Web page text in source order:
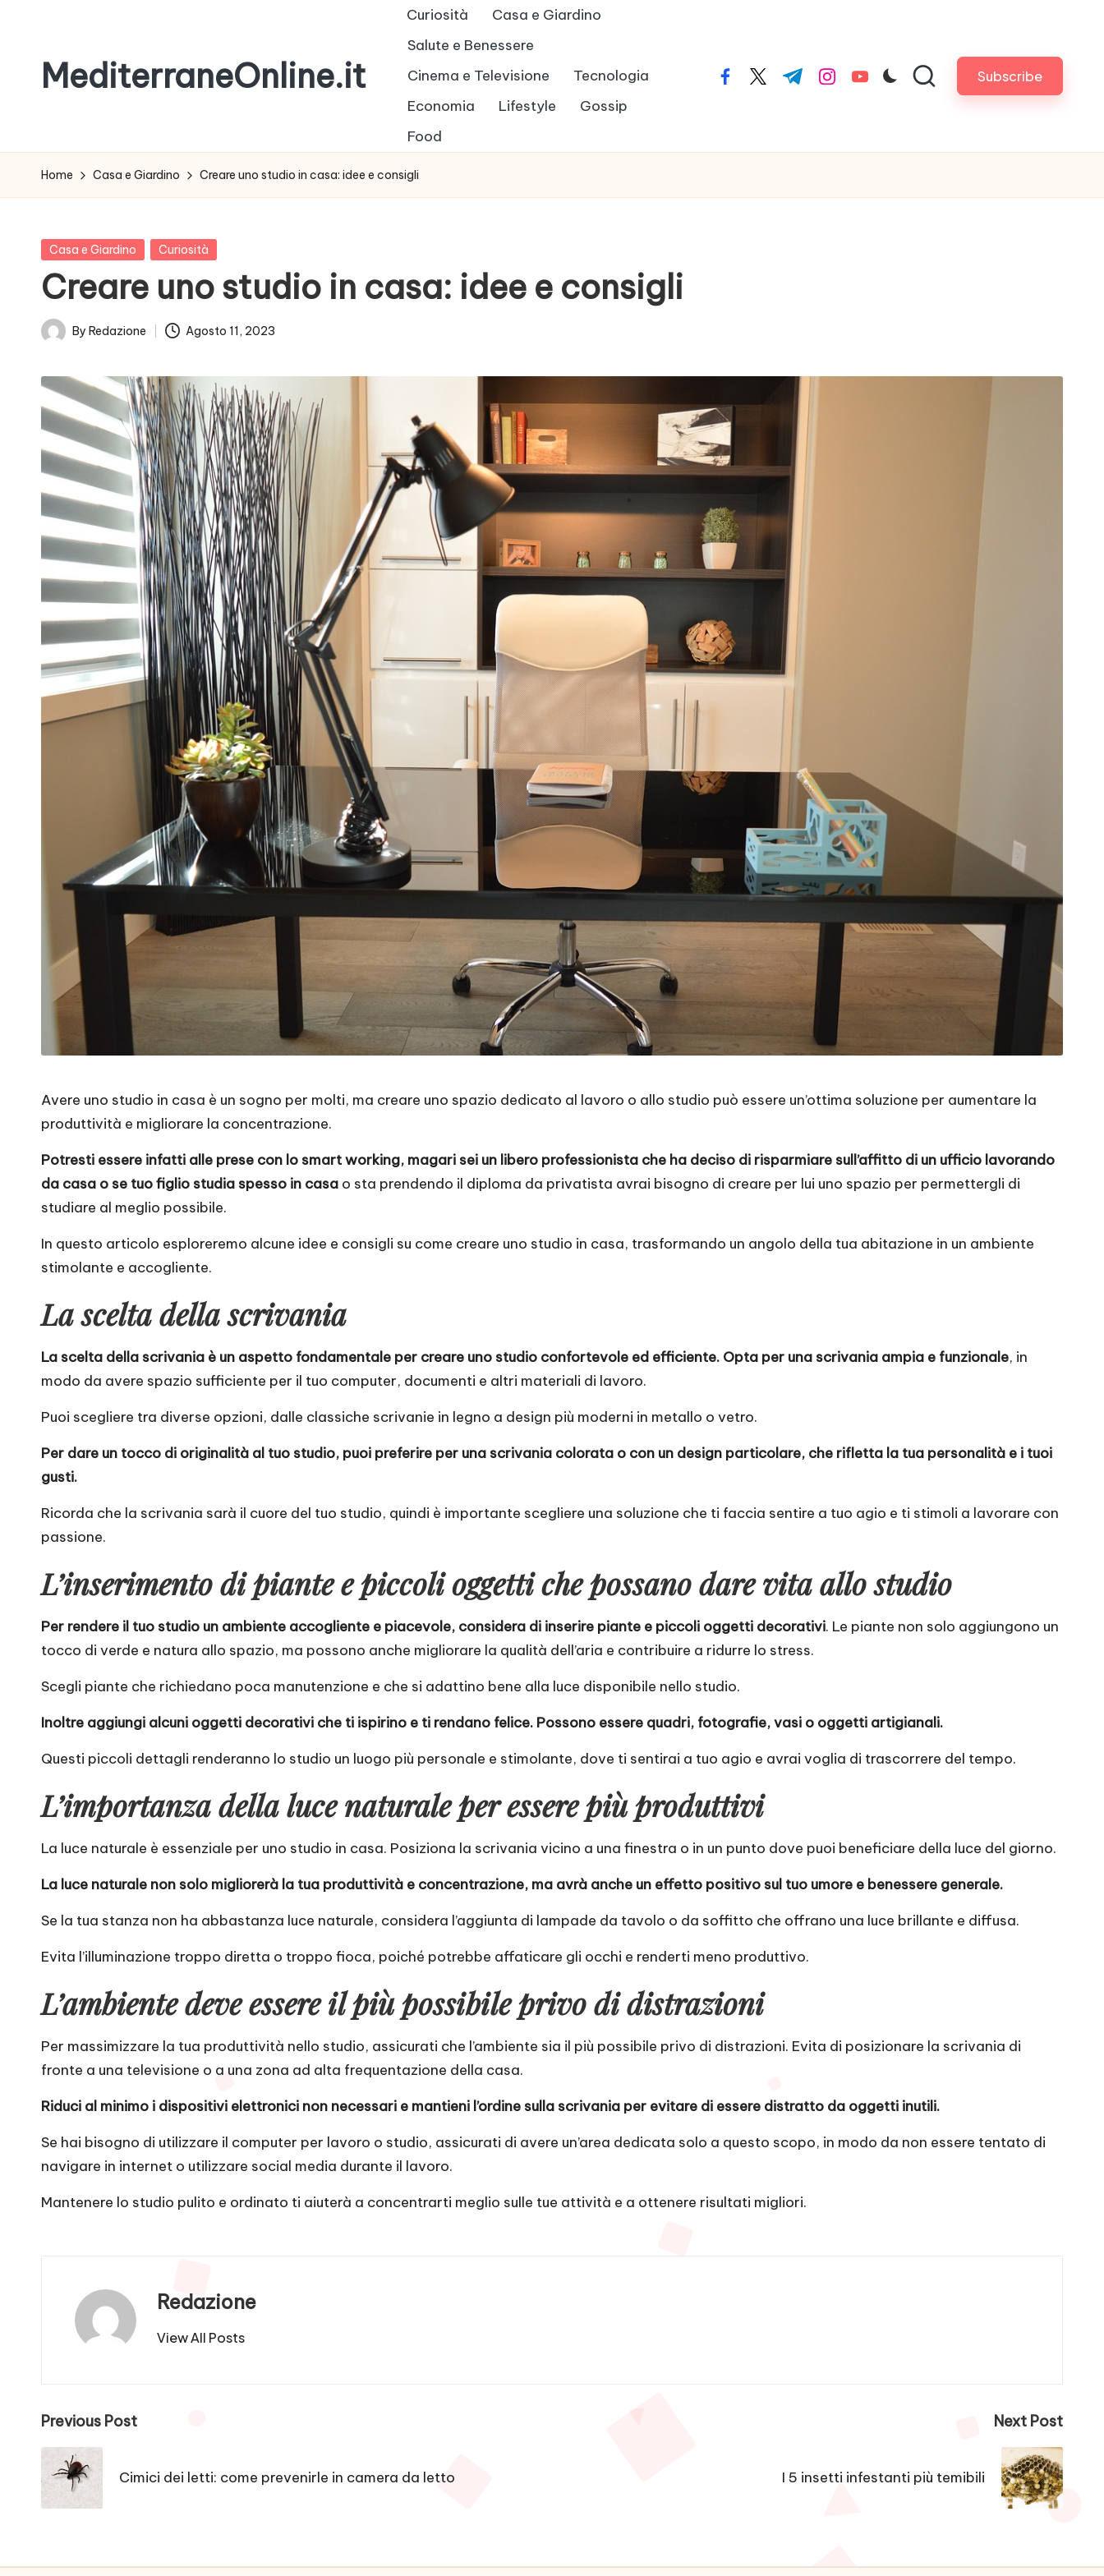
contentMediterraneOnline.it
aggiornato
con
le
News
Curiosità
Casa e Giardino
Salute e Benessere
Cinema e Televisione
Tecnologia
Economia
Lifestyle
Gossip
Food
facebook.com
twitter.com
t.me instagram.com
youtube.com Subscribe
Home Casa e Giardino Creare uno studio in casa: idee e consigli
Posted
Casa e Giardino Curiosità
Creare uno studio in casa: idee e consigli
Posted
By Redazione Agosto 11, 2023
Avere uno studio in casa è un sogno per molti, ma creare uno spazio dedicato al lavoro o allo studio può essere un’ottima soluzione per aumentare la
produttività e migliorare la concentrazione.
Potresti essere infatti alle prese con lo smart working, magari sei un libero professionista che ha deciso di risparmiare sull’affitto di un ufficio lavorando
da casa o se tuo figlio studia spesso in casa o sta prendendo il diploma da privatista avrai bisogno di creare per lui uno spazio per permettergli di
studiare al meglio possibile.
In questo articolo esploreremo alcune idee e consigli su come creare uno studio in casa, trasformando un angolo della tua abitazione in un ambiente
stimolante e accogliente.
La scelta della scrivania
La scelta della scrivania è un aspetto fondamentale per creare uno studio confortevole ed efficiente. Opta per una scrivania ampia e funzionale, in
modo da avere spazio sufficiente per il tuo computer, documenti e altri materiali di lavoro.
Puoi scegliere tra diverse opzioni, dalle classiche scrivanie in legno a design più moderni in metallo o vetro.
Per dare un tocco di originalità al tuo studio, puoi preferire per una scrivania colorata o con un design particolare, che rifletta la tua personalità e i tuoi
gusti.
Ricorda che la scrivania sarà il cuore del tuo studio, quindi è importante scegliere una soluzione che ti faccia sentire a tuo agio e ti stimoli a lavorare con
passione.
L’inserimento di piante e piccoli oggetti che possano dare vita allo studio
Per rendere il tuo studio un ambiente accogliente e piacevole, considera di inserire piante e piccoli oggetti decorativi. Le piante non solo aggiungono un
tocco di verde e natura allo spazio, ma possono anche migliorare la qualità dell’aria e contribuire a ridurre lo stress.
Scegli piante che richiedano poca manutenzione e che si adattino bene alla luce disponibile nello studio.
Inoltre aggiungi alcuni oggetti decorativi che ti ispirino e ti rendano felice. Possono essere quadri, fotografie, vasi o oggetti artigianali.
Questi piccoli dettagli renderanno lo studio un luogo più personale e stimolante, dove ti sentirai a tuo agio e avrai voglia di trascorrere del tempo.
L’importanza della luce naturale per essere più produttivi
La luce naturale è essenziale per uno studio in casa. Posiziona la scrivania vicino a una finestra o in un punto dove puoi beneficiare della luce del giorno.
La luce naturale non solo migliorerà la tua produttività e concentrazione, ma avrà anche un effetto positivo sul tuo umore e benessere generale.
Se la tua stanza non ha abbastanza luce naturale, considera l’aggiunta di lampade da tavolo o da soffitto che offrano una luce brillante e diffusa.
Evita l’illuminazione troppo diretta o troppo fioca, poiché potrebbe affaticare gli occhi e renderti meno produttivo.
L’ambiente deve essere il più possibile privo di distrazioni
Per massimizzare la tua produttività nello studio, assicurati che l’ambiente sia il più possibile privo di distrazioni. Evita di posizionare la scrivania di
fronte a una televisione o a una zona ad alta frequentazione della casa.
Riduci al minimo i dispositivi elettronici non necessari e mantieni l’ordine sulla scrivania per evitare di essere distratto da oggetti inutili.
Se hai bisogno di utilizzare il computer per lavoro o studio, assicurati di avere un’area dedicata solo a questo scopo, in modo da non essere tentato di
navigare in internet o utilizzare social media durante il lavoro.
Mantenere lo studio pulito e ordinato ti aiuterà a concentrarti meglio sulle tue attività e a ottenere risultati migliori.
Redazione
View All Posts
Post
navigation
Previous Post
Cimici dei letti: come prevenirle in camera da letto
Next Post
I 5 insetti infestanti più temibili